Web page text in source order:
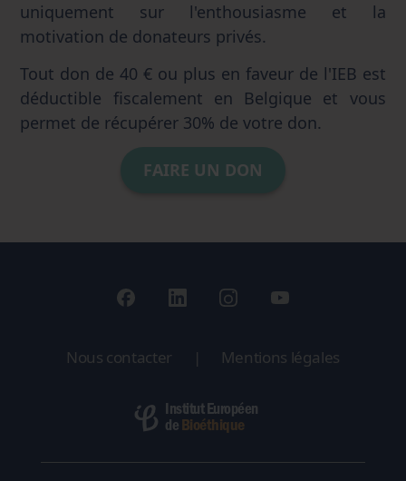
uniquement sur l'enthousiasme et la
motivation de donateurs privés.
Tout don de 40 € ou plus en faveur de l'IEB est
déductible fiscalement en Belgique et vous
permet de récupérer 30% de votre don.
FAIRE UN DON
Nous contacter | Mentions légales
Institut Européen
deBioéthique